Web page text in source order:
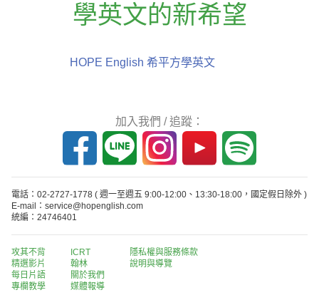
學英文的新希望
HOPE English 希平方學英文
加入我們 / 追蹤：
電話：02-2727-1778 ( 週一至週五 9:00-12:00、13:30-18:00，國定假日除外 )
E-mail：service@hopenglish.com
統編：24746401
攻其不背
精選影片
每日片語
專欄教學
ICRT
翰林
關於我們
媒體報導
隱私權與服務條款
說明與導覽